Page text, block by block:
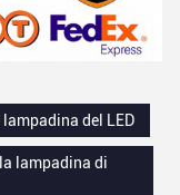
del LED
lampadina di